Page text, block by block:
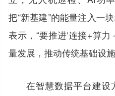
把“新基建”的能量注入一
表示，“要推进‘连接+算
量发展，推动传统基础设施
在智慧数据平台建设